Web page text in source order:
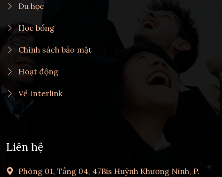
Du học
Học bổng
Chính sách bảo mật
Hoạt động
Về Interlink
Liên hệ
Phòng 01, Tầng 04, 47Bis Huỳnh Khương Ninh, P.